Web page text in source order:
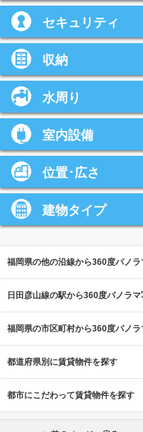
セキュリティ
収納
水周り
室内設備
位置･広さ
建物タイプ
福岡県の他の沿線から360度パノ
日田彦山線の駅から360度パノラ
福岡県の市区町村から360度パノ
都道府県別に賃貸物件を探す
都市にこだわって賃貸物件を探す